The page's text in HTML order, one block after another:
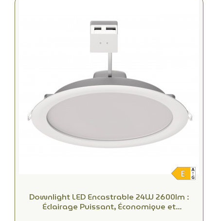
Downlight LED Encastrable 24W 2600lm :
Éclairage Puissant, Économique et